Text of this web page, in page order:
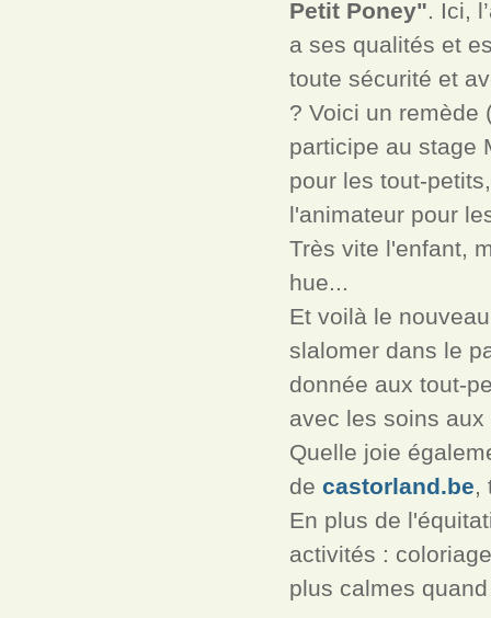
Petit Poney". Ici,
a ses qualités et
toute sécurité et
? Voici un remède
participe au stage
pour les tout-
l'animateur pour
Très vite l'enfant,
hue...
Et voilà le
slalomer dans le
donnée aux tout-
avec les soins
Quelle joie
de castorland.be,
En plus de
activités :
plus calmes